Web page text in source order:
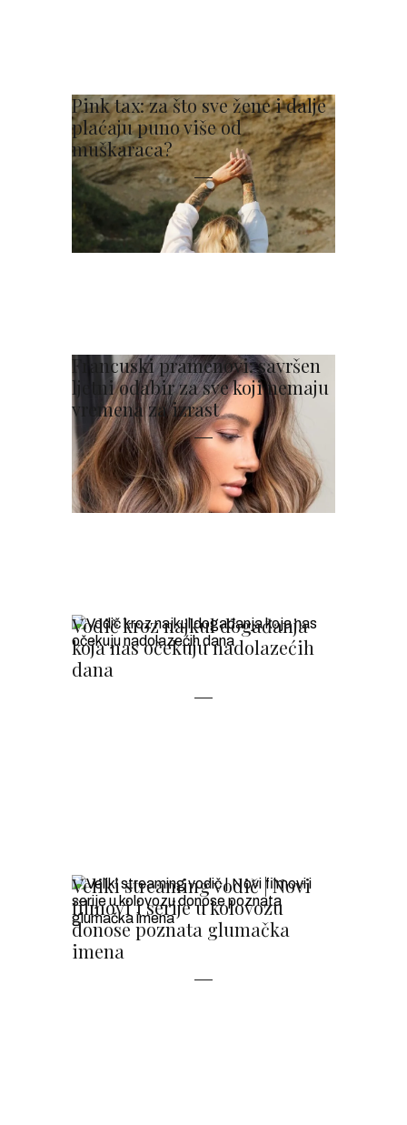
Pink tax: za što sve žene i dalje
plaćaju puno više od
muškaraca?
Francuski pramenovi: savršen
ljetni odabir za sve koji nemaju
vremena za izrast
Vodič kroz najkul događanja
koja nas očekuju nadolazećih
dana
Veliki streaming vodič | Novi
filmovi i serije u kolovozu
donose poznata glumačka
imena